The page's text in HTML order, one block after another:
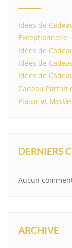
Idées de
Exceptionnelle
Idées de
Idées de
Idées de
Cadeau Parfait
Plaisir et
DERNIERS
Aucun
ARCHIVE